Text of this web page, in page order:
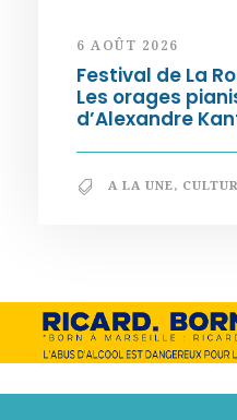
6 AOÛT 2026
Festival de La
Les orages
d’Alexandre
A LA UNE,